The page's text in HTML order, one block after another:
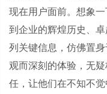
现在用户面前。想象
到企业的辉煌历史、
列关键信息，仿佛置
观而深刻的体验，无
任，让他们在不知不觉